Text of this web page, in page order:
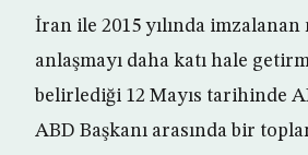
İran ile 2015 yılında
anlaşmayı daha katı hale
belirlediği 12 Mayıs tarihinde
ABD Başkanı arasında bir